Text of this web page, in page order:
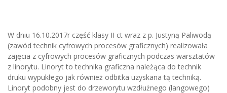
W dniu 16.10.2017r część klasy II ct wraz z p. Justyną Paliwodą
(zawód technik cyfrowych procesów graficznych) realizowała
zajęcia z cyfrowych procesów graficznych podczas warsztatów
z linorytu. Linoryt to technika graficzna należąca do technik
druku wypukłego jak również odbitka uzyskana tą techniką.
Linoryt podobny jest do drzeworytu wzdłużnego (langowego)